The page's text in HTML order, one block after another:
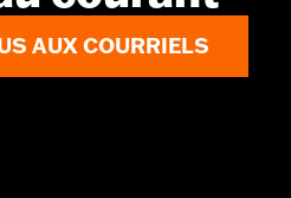
AUX COURRIELS